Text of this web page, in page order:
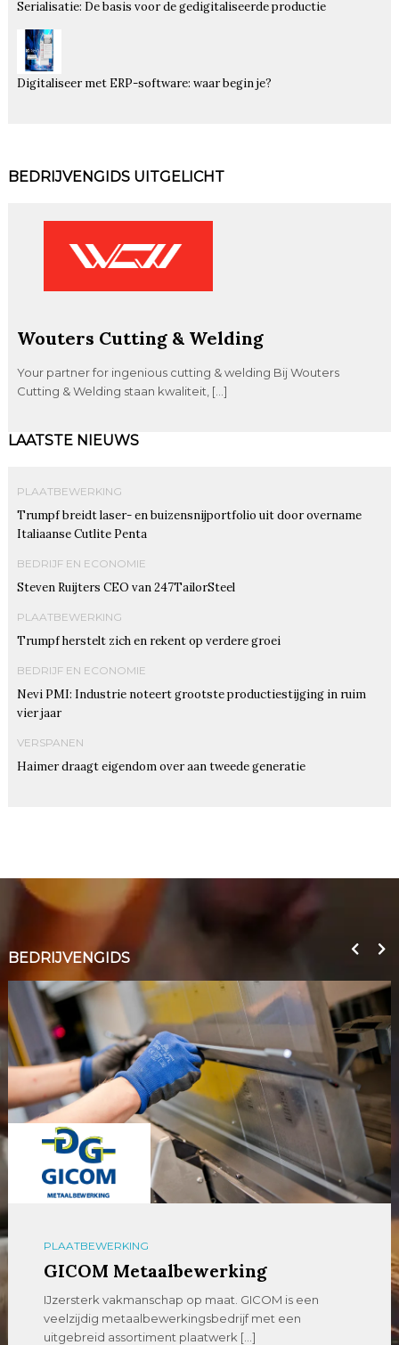
Serialisatie: De basis voor de gedigitaliseerde productie
Digitaliseer met ERP-software: waar begin je?
BEDRIJVENGIDS UITGELICHT
Wouters Cutting & Welding
Your partner for ingenious cutting & welding Bij Wouters
Cutting & Welding staan kwaliteit, […]
LAATSTE NIEUWS
PLAATBEWERKING
Trumpf breidt laser- en buizensnijportfolio uit door overname
Italiaanse Cutlite Penta
BEDRIJF EN ECONOMIE
Steven Ruijters CEO van 247TailorSteel
PLAATBEWERKING
Trumpf herstelt zich en rekent op verdere groei
BEDRIJF EN ECONOMIE
Nevi PMI: Industrie noteert grootste productiestijging in ruim
vier jaar
VERSPANEN
Haimer draagt eigendom over aan tweede generatie
BEDRIJVENGIDS
PLAATBEWERKING
GICOM Metaalbewerking
IJzersterk vakmanschap op maat. GICOM is een
veelzijdig metaalbewerkingsbedrijf met een
uitgebreid assortiment plaatwerk […]